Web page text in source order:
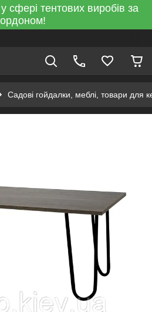
сфері тентових виробів за
Садові гойдалки, меблі, товари для